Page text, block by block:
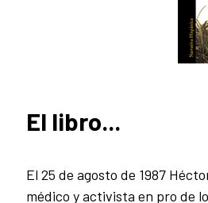
El libro...
El 25 de agosto de 1987
médico y activista en pro de